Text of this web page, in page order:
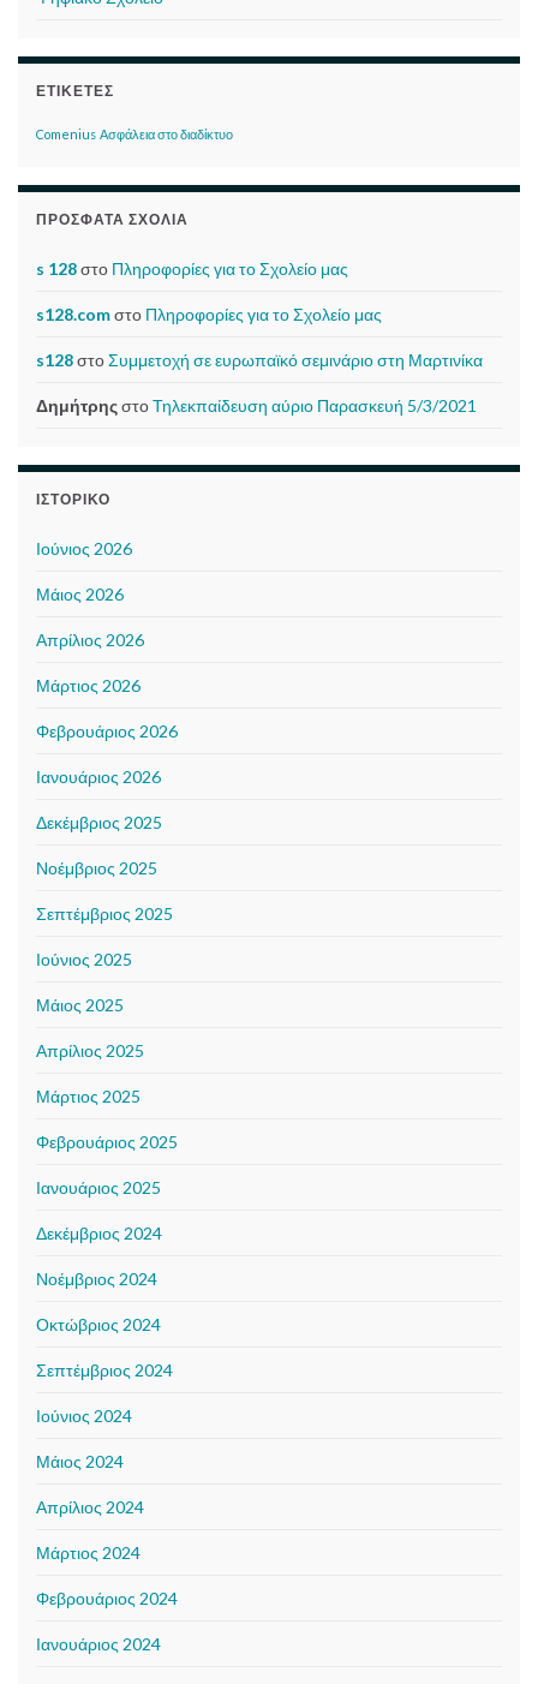
ΕΤΙΚΈΤΕΣ
Comenius Ασφάλεια στο διαδίκτυο
ΠΡΌΣΦΑΤΑ ΣΧΌΛΙΑ
s 128στο Πληροφορίες για το Σχολείο μας
s128.comστο Πληροφορίες για το Σχολείο μας
s128στοΣυμμετοχή σε ευρωπαϊκό σεμινάριο στη Μαρτινίκα
ΔημήτρηςστοΤηλεκπαίδευση αύριο Παρασκευή 5/3/2021
ΙΣΤΟΡΙΚΌ
Ιούνιος 2026
Μάιος 2026
Απρίλιος 2026
Μάρτιος 2026
Φεβρουάριος 2026
Ιανουάριος 2026
Δεκέμβριος 2025
Νοέμβριος 2025
Σεπτέμβριος 2025
Ιούνιος 2025
Μάιος 2025
Απρίλιος 2025
Μάρτιος 2025
Φεβρουάριος 2025
Ιανουάριος 2025
Δεκέμβριος 2024
Νοέμβριος 2024
Οκτώβριος 2024
Σεπτέμβριος 2024
Ιούνιος 2024
Μάιος 2024
Απρίλιος 2024
Μάρτιος 2024
Φεβρουάριος 2024
Ιανουάριος 2024